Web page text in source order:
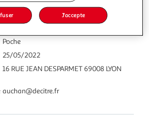
Poche
25/05/2022
16 RUE JEAN DESPARMET 69008 LYON
auchan@decitre.fr
J'accepte